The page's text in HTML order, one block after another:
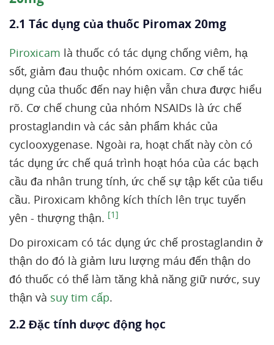
2.1 Tác dụng của thuốc Piromax 20mg
Piroxicam là thuốc có tác dụng chống viêm, hạ
sốt, giảm đau thuộc nhóm oxicam. Cơ chế tác
dụng của thuốc đến nay hiện vẫn chưa được hiểu
rõ. Cơ chế chung của nhóm NSAIDs là ức chế
prostaglandin và các sản phẩm khác của
cyclooxygenase. Ngoài ra, hoạt chất này còn có
tác dụng ức chế quá trình hoạt hóa của các bạch
cầu đa nhân trung tính, ức chế sự tập kết của tiểu
cầu. Piroxicam không kích thích lên trục tuyến
yên - thượng thận. [1]
Do piroxicam có tác dụng ức chế prostaglandin ở
thận do đó là giảm lưu lượng máu đến thận do
đó thuốc có thể làm tăng khả năng giữ nước, suy
thận và suy tim cấp.
2.2 Đặc tính dược động học